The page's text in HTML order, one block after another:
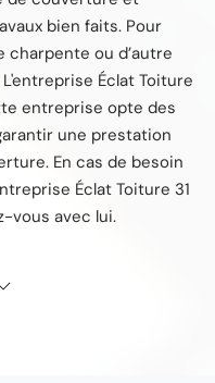
bien faits. Pour
ou d’autre
Éclat Toiture
entreprise opte des
une prestation
En cas de besoin
Éclat Toiture 31
vous avec lui.